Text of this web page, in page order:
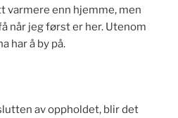
varmere enn hjemme, men
når jeg først er her. Utenom
har å by på.
av oppholdet, blir det